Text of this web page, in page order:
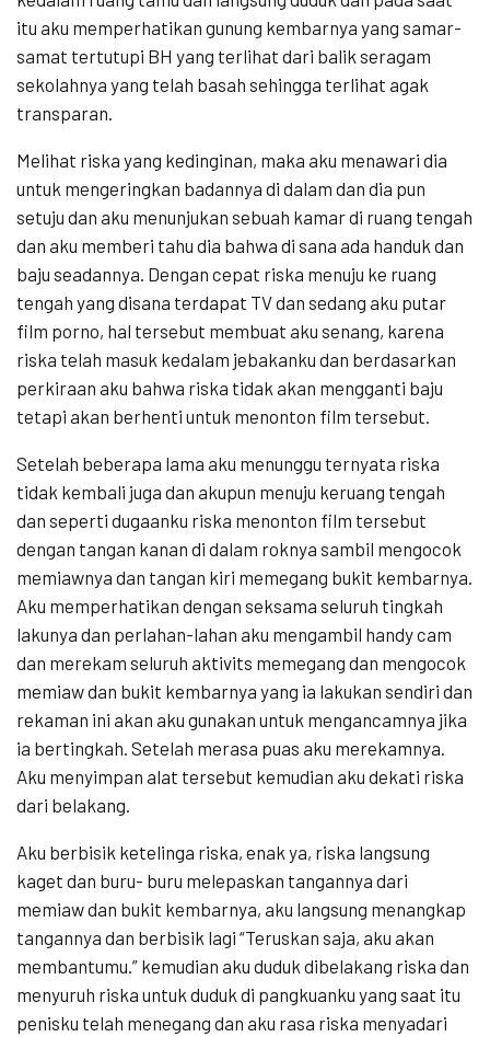
itu aku memperhatikan gunung kembarnya yang samar-
samat tertutupi BH yang terlihat dari balik seragam
sekolahnya yang telah basah sehingga terlihat agak
transparan.
Melihat riska yang kedinginan, maka aku menawari dia
untuk mengeringkan badannya di dalam dan dia pun
setuju dan aku menunjukan sebuah kamar di ruang tengah
dan aku memberi tahu dia bahwa di sana ada handuk dan
baju seadannya. Dengan cepat riska menuju ke ruang
tengah yang disana terdapat TV dan sedang aku putar
film porno, hal tersebut membuat aku senang, karena
riska telah masuk kedalam jebakanku dan berdasarkan
perkiraan aku bahwa riska tidak akan mengganti baju
tetapi akan berhenti untuk menonton film tersebut.
Setelah beberapa lama aku menunggu ternyata riska
tidak kembali juga dan akupun menuju keruang tengah
dan seperti dugaanku riska menonton film tersebut
dengan tangan kanan di dalam roknya sambil mengocok
memiawnya dan tangan kiri memegang bukit kembarnya.
Aku memperhatikan dengan seksama seluruh tingkah
lakunya dan perlahan-lahan aku mengambil handy cam
dan merekam seluruh aktivits memegang dan mengocok
memiaw dan bukit kembarnya yang ia lakukan sendiri dan
rekaman ini akan aku gunakan untuk mengancamnya jika
ia bertingkah. Setelah merasa puas aku merekamnya.
Aku menyimpan alat tersebut kemudian aku dekati riska
dari belakang.
Aku berbisik ketelinga riska, enak ya, riska langsung
kaget dan buru- buru melepaskan tangannya dari
memiaw dan bukit kembarnya, aku langsung menangkap
tangannya dan berbisik lagi “Teruskan saja, aku akan
membantumu.” kemudian aku duduk dibelakang riska dan
menyuruh riska untuk duduk di pangkuanku yang saat itu
penisku telah menegang dan aku rasa riska menyadari